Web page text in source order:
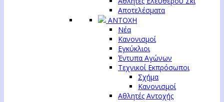
Αποτελέσματα
ΑΝΤΟΧΗ
Νέα
Κανονισμοί
Εγκύκλιοι
Έντυπα Αγώνων
Τεχνικοί Εκπρόσωποι
Σχήμα
Κανονισμοί
Αθλητές Αντοχής